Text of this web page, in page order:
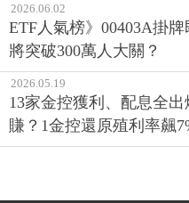
2026.06.02
ETF人氣榜》00403A掛
將突破300萬人大關？
2026.05.19
13家金控獲利、配息全
賺？1金控還原殖利率飆